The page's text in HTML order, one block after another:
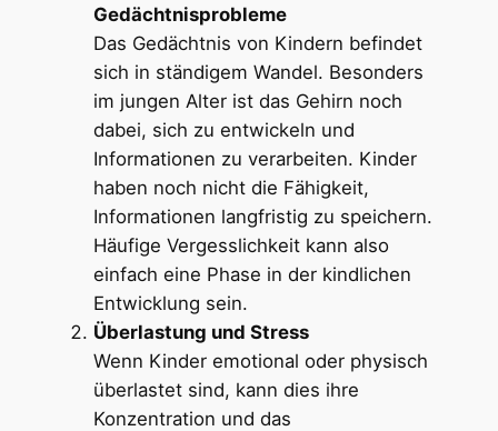
Gedächtnisprobleme
Das Gedächtnis von Kindern befindet
sich in ständigem Wandel. Besonders
im jungen Alter ist das Gehirn noch
dabei, sich zu entwickeln und
Informationen zu verarbeiten. Kinder
haben noch nicht die Fähigkeit,
Informationen langfristig zu speichern.
Häufige Vergesslichkeit kann also
einfach eine Phase in der kindlichen
Entwicklung sein.
Überlastung und Stress
Wenn Kinder emotional oder physisch
überlastet sind, kann dies ihre
Konzentration und das